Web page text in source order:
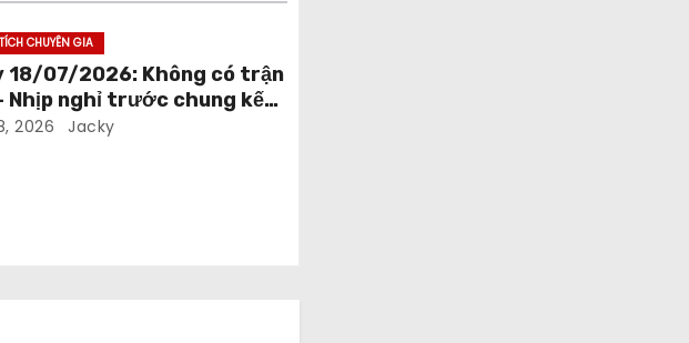
CHUYÊN GIA
18/07/2026: Không có trận
Nhịp nghỉ trước chung kết
Cup
2026 Jacky